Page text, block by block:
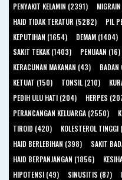
PENYAKIT KELAMIN (2391)
HAID TIDAK TERATUR (5282)
PIL
KEPUTIHAN (1654)
DEMAM (1404)
SAKIT TEKAK (1403)
PENUAAN (16)
KERACUNAN MAKANAN (43)
BADAN
KETUAT (150)
TONSIL (210)
PEDIH ULU HATI (204)
HERPES
PERANCANGAN KELUARGA (2550)
TIROID (420)
KOLESTEROL
HAID BERLEBIHAN (398)
SAKIT
HAID BERPANJANGAN (1856)
HIPOTENSI (49)
SINUSITIS (87)